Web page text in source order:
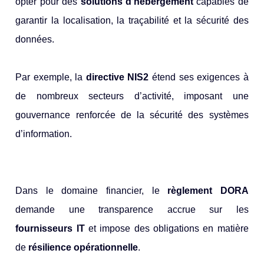
garantir la localisation, la traçabilité et la sécurité des
données.
Par exemple, la directive NIS2 étend ses exigences à
de nombreux secteurs d’activité, imposant une
gouvernance renforcée de la sécurité des systèmes
d’information.
Dans le domaine financier, le règlement DORA
demande une transparence accrue sur les
fournisseurs ITet impose des obligations en matière
de résilience opérationnelle.